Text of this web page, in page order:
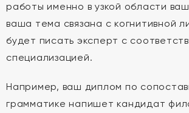
работы именно в узкой области
ваша тема связана с когнитивной
будет писать эксперт с
специализацией.
Например, ваш диплом по
грамматике напишет кандидат